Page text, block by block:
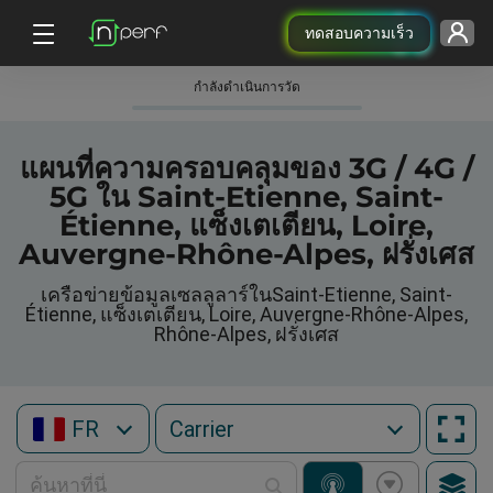
ทดสอบความเร็ว
กําลังดําเนินการวัด
แผนที่ความครอบคลุมของ 3G / 4G /
5G ใน Saint-Etienne, Saint-
Étienne, แซ็งเตเตียน, Loire,
Auvergne-Rhône-Alpes, ฝรั่งเศส
เครือข่ายข้อมูลเซลลูลาร์ในSaint-Etienne, Saint-
Étienne, แซ็งเตเตียน, Loire, Auvergne-Rhône-Alpes,
Rhône-Alpes, ฝรั่งเศส
FR